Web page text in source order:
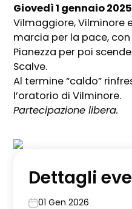
Giovedì 1 gennaio 2025
Vilmaggiore, Vilminore
marcia per la pace,
Pianezza per poi
Scalve.
Al termine “caldo”
l’oratorio di Vilminore.
Partecipazione libera.
Dettagli
01 Gen 2026